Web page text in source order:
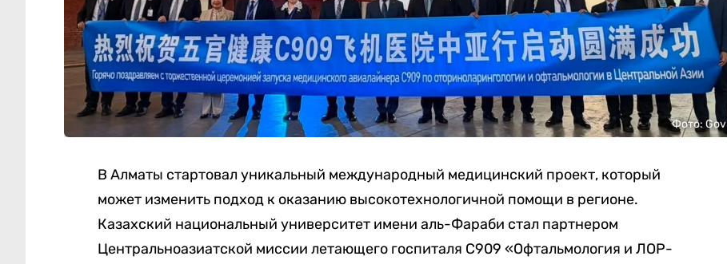
Фото: Gov
В Алматы стартовал уникальный международный медицинский проект, который
может изменить подход к оказанию высокотехнологичной помощи в регионе.
Казахский национальный университет имени аль-Фараби стал партнером
Центральноазиатской миссии летающего госпиталя C909 «Офтальмология и ЛОР-